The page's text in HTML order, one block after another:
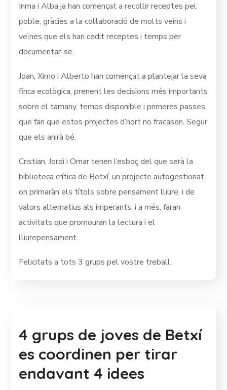
Inma i Alba ja han començat a recollir receptes pel
poble, gràcies a la col·laboració de molts veins i
veïnes que els han cedit receptes i temps per
documentar-se.
Joan, Ximo i Alberto han començat a plantejar la seva
finca ecològica, prenent les decisions més importants
sobre el tamany, temps disponible i primeres passes
que fan que estos projectes d’hort no fracasen. Segur
que els anirà bé.
Cristian, Jordi i Omar tenen l’esboç del que serà la
biblioteca crítica de Betxí, un projecte autogestionat
on primaràn els títols sobre pensament lliure, i de
valors alternatius als imperants, i a més, faran
activitats que promouran la lectura i el
lliurepensament.
Felicitats a tots 3 grups pel vostre treball.
4 grups de joves de Betxí
es coordinen per tirar
endavant 4 idees